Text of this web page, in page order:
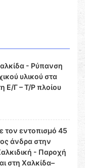
- Ρύπανση
υλικού στα
Ε/Γ – Τ/Ρ πλοίου
τον εντοπισμό 45
άνδρα στην
- Παροχή
στη Χαλκίδα–